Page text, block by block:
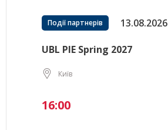
Події партнерів 13.08.2026
UBL PIE Spring 2027
Київ
16:00